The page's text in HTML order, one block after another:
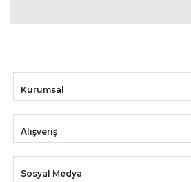
Kurumsal
Alışveriş
Sosyal Medya